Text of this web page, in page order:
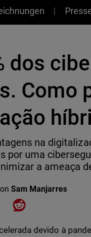
dos
Como
na
por uma
a ameaça
Sam Manjarres
Facebook
Share on XShare on Reddit
devido à